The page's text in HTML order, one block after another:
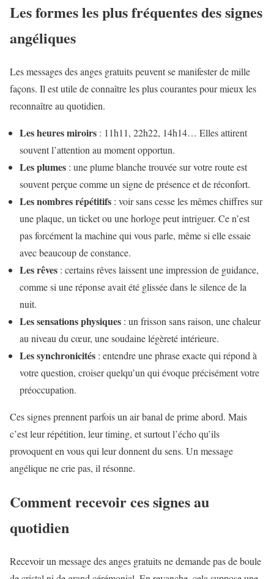
Les formes les plus fréquentes des signes
angéliques
Les messages des anges gratuits peuvent se manifester de mille
façons. Il est utile de connaître les plus courantes pour mieux les
reconnaître au quotidien.
Les heures miroirs : 11h11, 22h22, 14h14… Elles attirent
souvent l’attention au moment opportun.
Les plumes : une plume blanche trouvée sur votre route est
souvent perçue comme un signe de présence et de réconfort.
Les nombres répétitifs : voir sans cesse les mêmes chiffres sur
une plaque, un ticket ou une horloge peut intriguer. Ce n’est
pas forcément la machine qui vous parle, même si elle essaie
avec beaucoup de constance.
Les rêves : certains rêves laissent une impression de guidance,
comme si une réponse avait été glissée dans le silence de la
nuit.
Les sensations physiques : un frisson sans raison, une chaleur
au niveau du cœur, une soudaine légèreté intérieure.
Les synchronicités : entendre une phrase exacte qui répond à
votre question, croiser quelqu’un qui évoque précisément votre
préoccupation.
Ces signes prennent parfois un air banal de prime abord. Mais
c’est leur répétition, leur timing, et surtout l’écho qu’ils
provoquent en vous qui leur donnent du sens. Un message
angélique ne crie pas, il résonne.
Comment recevoir ces signes au
quotidien
Recevoir un message des anges gratuits ne demande pas de boule